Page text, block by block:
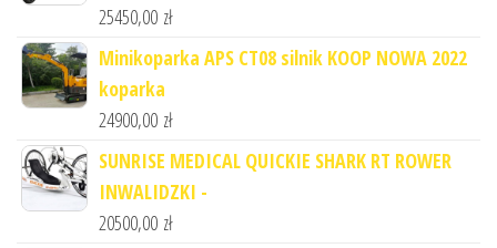
25450,00 zł
Minikoparka APS CT08 silnik KOOP NOWA 2022
koparka
24900,00 zł
SUNRISE MEDICAL QUICKIE SHARK RT ROWER
INWALIDZKI -
20500,00 zł